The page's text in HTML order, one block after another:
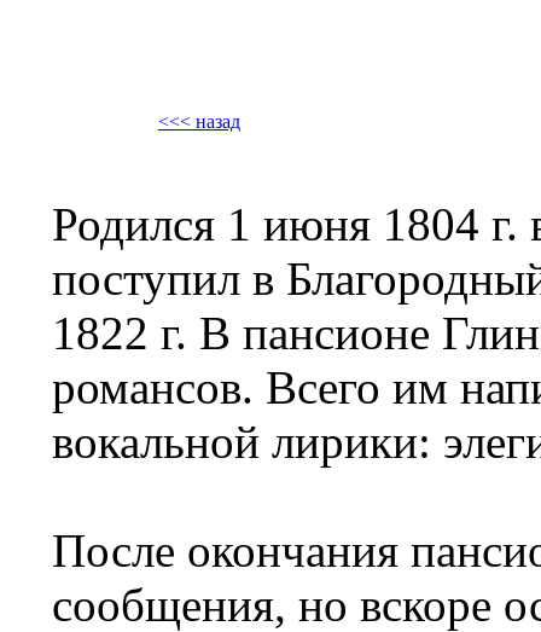
<<< назад
Родился 1 июня 1804 г.
поступил в
1822 г. В пансионе
романсов. Всего им
вокальной лирики:
После окончания
сообщения, но вскоре